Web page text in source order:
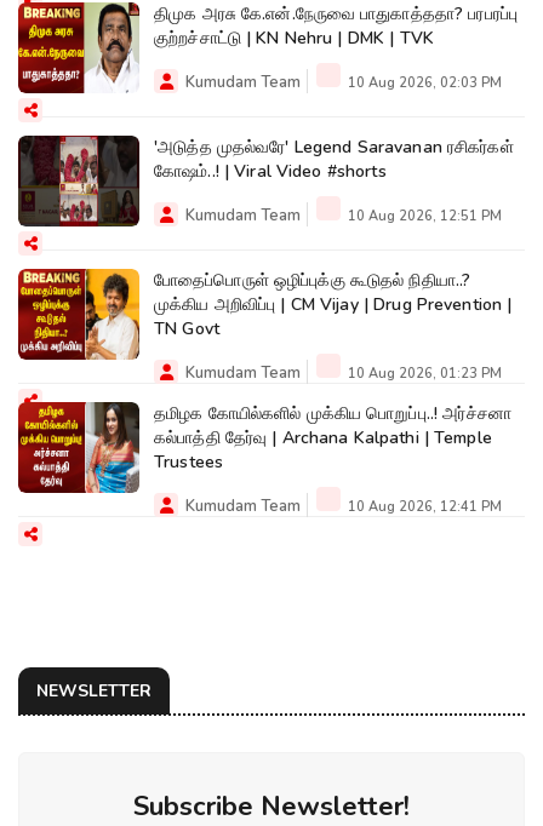
திமுக அரசு கே.என்.நேருவை பாதுகாத்ததா? பரபரப்பு
குற்றச்சாட்டு | KN Nehru | DMK | TVK
Kumudam Team 10 Aug 2026, 02:03 PM
'அடுத்த முதல்வரே' Legend Saravanan ரசிகர்கள்
கோஷம்..! | Viral Video #shorts
Kumudam Team 10 Aug 2026, 12:51 PM
போதைப்பொருள் ஒழிப்புக்கு கூடுதல் நிதியா..?
முக்கிய அறிவிப்பு | CM Vijay | Drug Prevention |
TN Govt
Kumudam Team 10 Aug 2026, 01:23 PM
தமிழக கோயில்களில் முக்கிய பொறுப்பு..! அர்ச்சனா
கல்பாத்தி தேர்வு | Archana Kalpathi | Temple
Trustees
Kumudam Team 10 Aug 2026, 12:41 PM
NEWSLETTER
Subscribe Newsletter!